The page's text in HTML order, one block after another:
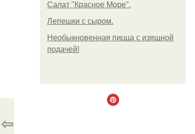
Салат "Красное Море".
Лепешки с сыром.
Необыкновенная пицца с изящной
подачей!
⇦